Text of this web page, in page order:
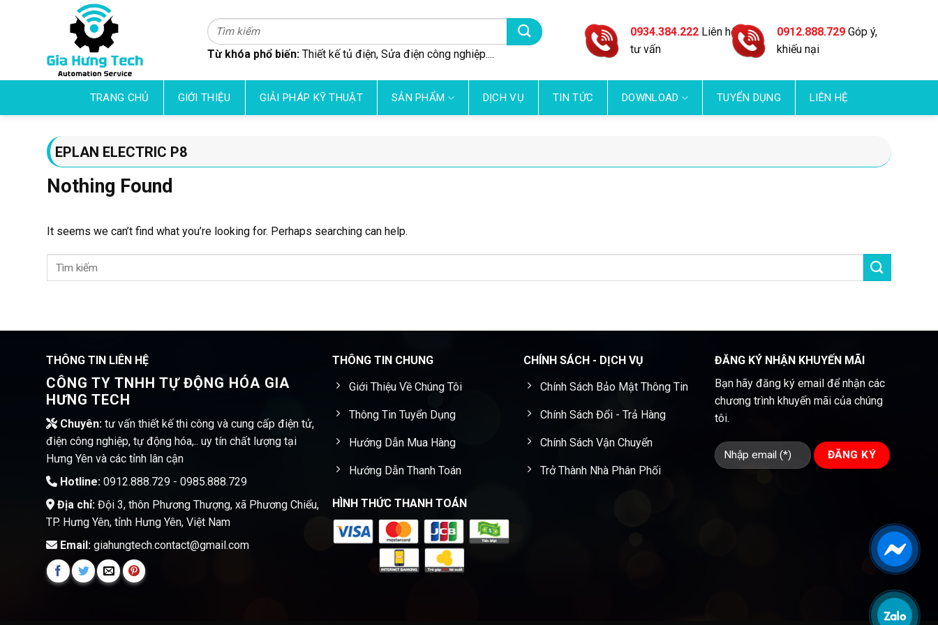
Tìm
kiếm:
Từ khóa phổ biến: Thiết kế tủ điện, Sửa điện công nghiệp....
0934.384.222 Liên hệ
tư vấn
0912.888.729 Góp ý,
khiếu nại
TRANG CHỦ GIỚI THIỆU GIẢI PHÁP KỸ THUẬT SẢN PHẨM DỊCH VỤ TIN TỨC DOWNLOAD TUYỂN DỤNG LIÊN HỆ
EPLAN ELECTRIC P8
Nothing Found
It seems we can’t find what you’re looking for. Perhaps searching can help.
THÔNG TIN LIÊN HỆ
CÔNG TY TNHH TỰ ĐỘNG HÓA GIA
HƯNG TECH
Chuyên:tư vấn thiết kế thi công và cung cấp điện tử,
điện công nghiệp, tự động hóa,.. uy tín chất lượng tại
Hưng Yên và các tỉnh lân cận
Hotline:0912.888.729 - 0985.888.729
Địa chỉ:Đội 3, thôn Phương Thượng, xã Phương Chiểu,
TP. Hưng Yên, tỉnh Hưng Yên, Việt Nam
Email:giahungtech.contact@gmail.com
THÔNG TIN CHUNG
Giới Thiệu Về Chúng Tôi
Thông Tin Tuyển Dụng
Hướng Dẫn Mua Hàng
Hướng Dẫn Thanh Toán
CHÍNH SÁCH - DỊCH VỤ
Chính Sách Bảo Mật Thông Tin
Chính Sách Đổi - Trả Hàng
Chính Sách Vận Chuyển
Trở Thành Nhà Phân Phối
ĐĂNG KÝ NHẬN KHUYẾN MÃI
Bạn hãy đăng ký email để nhận các
chương trình khuyến mãi của chúng
tôi.
HÌNH THỨC THANH TOÁN